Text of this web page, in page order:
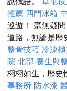
推薦 四門冰箱
巡遊！ 毫無疑
道路，無論是歷
整骨技巧 冷凍
院 北部 養生與
栩栩如生，歷史
事務所 防水漆